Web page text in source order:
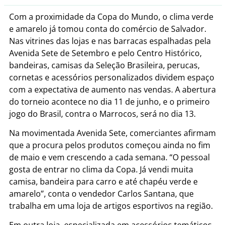
Com a proximidade da Copa do Mundo, o clima verde
e amarelo já tomou conta do comércio de Salvador.
Nas vitrines das lojas e nas barracas espalhadas pela
Avenida Sete de Setembro e pelo Centro Histórico,
bandeiras, camisas da Seleção Brasileira, perucas,
cornetas e acessórios personalizados dividem espaço
com a expectativa de aumento nas vendas. A abertura
do torneio acontece no dia 11 de junho, e o primeiro
jogo do Brasil, contra o Marrocos, será no dia 13.
Na movimentada Avenida Sete, comerciantes afirmam
que a procura pelos produtos começou ainda no fim
de maio e vem crescendo a cada semana. “O pessoal
gosta de entrar no clima da Copa. Já vendi muita
camisa, bandeira para carro e até chapéu verde e
amarelo”, conta o vendedor Carlos Santana, que
trabalha em uma loja de artigos esportivos na região.